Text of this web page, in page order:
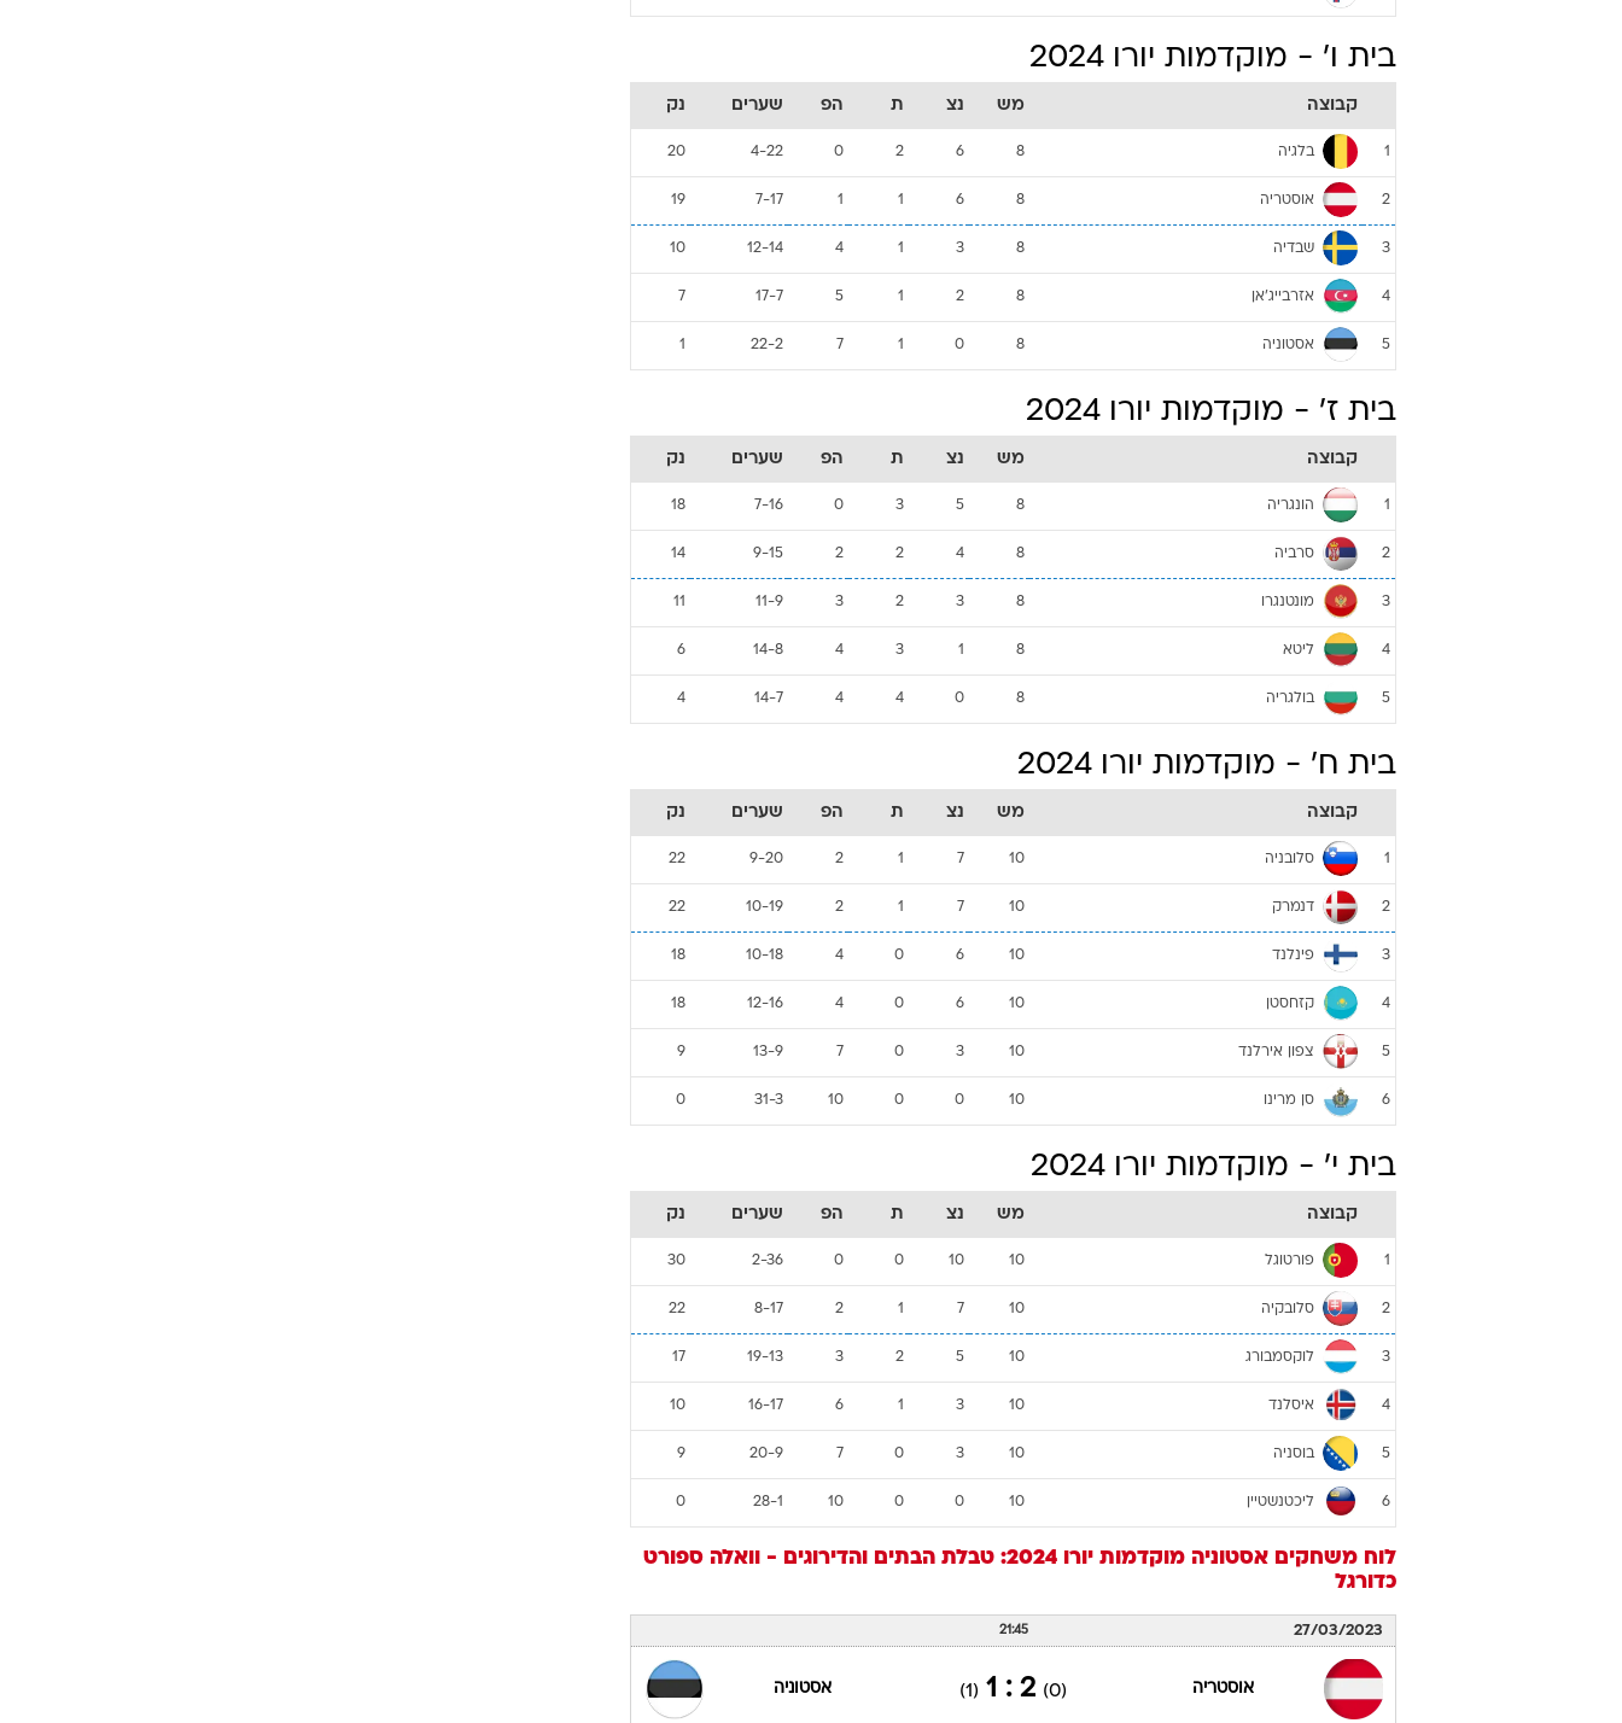
בית ו' - מוקדמות יורו 2024
קבוצה מש נצ ת הפ שערים נק
1 בלגיה 8
6
2
0
4-22
20
2 אוסטריה 8
6
1
1
7-17
19
3 שבדיה 8
3
1
4
12-14
10
4 אזרבייג'אן 8
2
1
5
17-7
7
5 אסטוניה 8
0
1
7
22-2
1
בית ז' - מוקדמות יורו 2024
קבוצה מש נצ ת הפ שערים נק
1 הונגריה 8
5
3
0
7-16
18
2 סרביה 8
4
2
2
9-15
14
3 מונטנגרו 8
3
2
3
11-9
11
4 ליטא 8
1
3
4
14-8
6
5 בולגריה 8
0
4
4
14-7
4
בית ח' - מוקדמות יורו 2024
קבוצה מש נצ ת הפ שערים נק
1 סלובניה 10
7
1
2
9-20
22
2 דנמרק 10
7
1
2
10-19
22
3 פינלנד 10
6
0
4
10-18
18
4 קזחסטן 10
6
0
4
12-16
18
5 צפון אירלנד 10
3
0
7
13-9
9
6 סן מרינו 10
0
0
10
31-3
0
בית י' - מוקדמות יורו 2024
קבוצה מש נצ ת הפ שערים נק
1 פורטוגל 10
10
0
0
2-36
30
2 סלובקיה 10
7
1
2
8-17
22
3 לוקסמבורג 10
5
2
3
19-13
17
4 איסלנד 10
3
1
6
16-17
10
5 בוסניה 10
3
0
7
20-9
9
6 ליכטנשטיין 10
0
0
10
28-1
0
לוח משחקים אסטוניה מוקדמות יורו 2024: טבלת הבתים והדירוגים - וואלה ספורט
כדורגל
27/03/2023
21:45
אוסטריה (0)
2 : 1
(1) אסטוניה